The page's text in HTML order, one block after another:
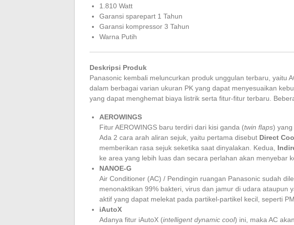
1.810 Watt
Garansi sparepart 1 Tahun
Garansi kompressor 3 Tahun
Warna Putih
Deskripsi Produk
Panasonic kembali meluncurkan produk unggulan terbaru, yaitu
dalam berbagai varian ukuran PK yang dapat menyesuaikan
yang dapat menghemat biaya listrik serta fitur-fitur terbaru.
AEROWINGS
Fitur AEROWINGS baru terdiri dari kisi ganda (twin flaps) yang
Ada 2 cara arah aliran sejuk, yaitu pertama disebut Direct
memberikan rasa sejuk seketika saat dinyalakan. Kedua,
ke area yang lebih luas dan secara perlahan akan menyebar
NANOE-G
Air Conditioner (AC) / Pendingin ruangan Panasonic sudah
menonaktikan 99% bakteri, virus dan jamur di udara
aktif yang dapat melekat pada partikel-partikel kecil, seperti
iAutoX
Adanya fitur iAutoX (intelligent dynamic cool) ini, maka AC